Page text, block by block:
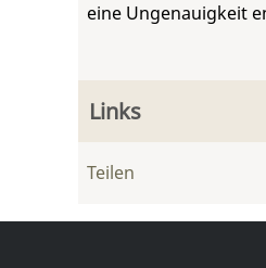
eine Ungenauigkeit
Links
Teilen